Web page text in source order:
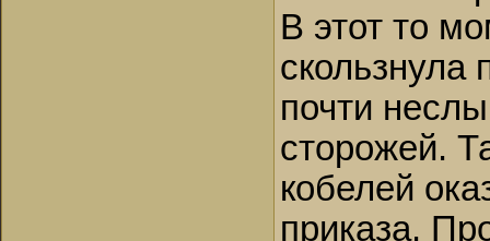
В этот то
скользнула
почти
сторожей.
кобелей
приказа.